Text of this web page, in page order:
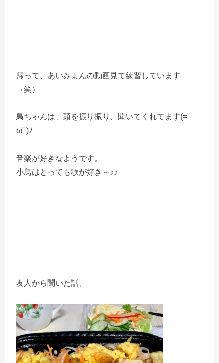
帰って、あいみょんの動画見て練習しています
（笑）
鳥ちゃんは、頭を振り振り、聞いてくれてます(=ﾟ
ωﾟ)ﾉ
音楽が好きなようです。
小鳥はとっても歌が好き～♪♪
友人から聞いた話、